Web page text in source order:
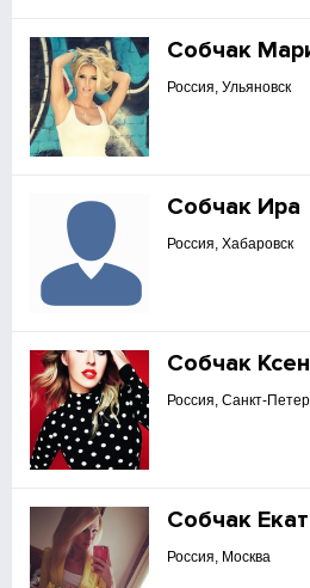
Собчак
Россия, Ульяновск
Собчак Ира
Россия, Хабаровск
Собчак
Россия, Санкт-
Собчак
Россия, Москва